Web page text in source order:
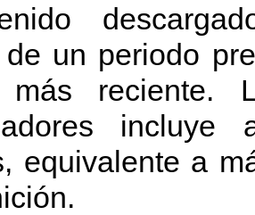
un periodo
más reciente.
incluye
equivalente a